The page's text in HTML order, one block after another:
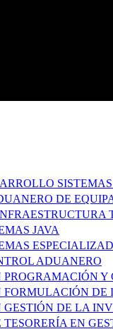
DE
JAVA
ADUANERO
PROGRAMACIÓN Y
FORMULACIÓN
GESTIÓN DE LA
TESORERÍA EN